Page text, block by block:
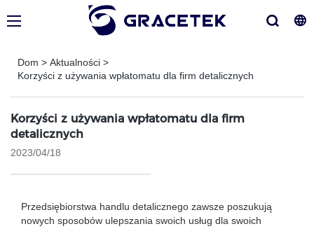
Dom > Aktualności >
Korzyści z używania wpłatomatu dla firm detalicznych
Korzyści z używania wpłatomatu dla firm
detalicznych
2023/04/18
Przedsiębiorstwa handlu detalicznego zawsze poszukują
nowych sposobów ulepszania swoich usług dla swoich